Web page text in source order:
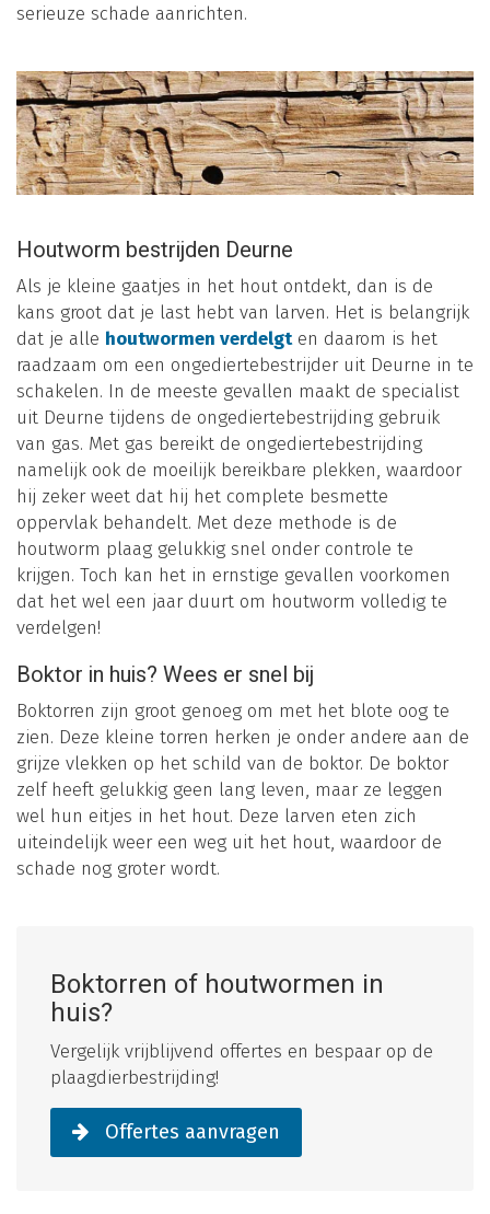
serieuze schade aanrichten.
Houtworm bestrijden Deurne
Als je kleine gaatjes in het hout ontdekt, dan is de
kans groot dat je last hebt van larven. Het is belangrijk
dat je alle houtwormen verdelgten daarom is het
raadzaam om een ongediertebestrijder uit Deurne in te
schakelen. In de meeste gevallen maakt de specialist
uit Deurne tijdens de ongediertebestrijding gebruik
van gas. Met gas bereikt de ongediertebestrijding
namelijk ook de moeilijk bereikbare plekken, waardoor
hij zeker weet dat hij het complete besmette
oppervlak behandelt. Met deze methode is de
houtworm plaag gelukkig snel onder controle te
krijgen. Toch kan het in ernstige gevallen voorkomen
dat het wel een jaar duurt om houtworm volledig te
verdelgen!
Boktor in huis? Wees er snel bij
Boktorren zijn groot genoeg om met het blote oog te
zien. Deze kleine torren herken je onder andere aan de
grijze vlekken op het schild van de boktor. De boktor
zelf heeft gelukkig geen lang leven, maar ze leggen
wel hun eitjes in het hout. Deze larven eten zich
uiteindelijk weer een weg uit het hout, waardoor de
schade nog groter wordt.
Boktorren of houtwormen in
huis?
Vergelijk vrijblijvend offertes en bespaar op de
plaagdierbestrijding!
Offertes aanvragen